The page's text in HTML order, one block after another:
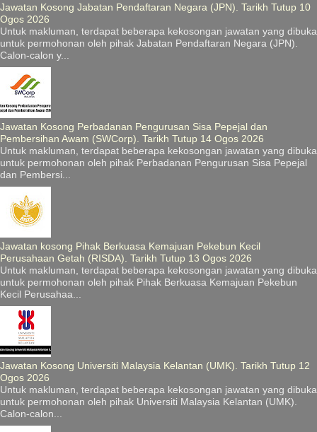
Jawatan Kosong Jabatan Pendaftaran Negara (JPN). Tarikh Tutup 10
Ogos 2026
Untuk makluman, terdapat beberapa kekosongan jawatan yang dibuka
untuk permohonan oleh pihak Jabatan Pendaftaran Negara (JPN).
Calon-calon y...
Jawatan Kosong Perbadanan Pengurusan Sisa Pepejal dan
Pembersihan Awam (SWCorp). Tarikh Tutup 14 Ogos 2026
Untuk makluman, terdapat beberapa kekosongan jawatan yang dibuka
untuk permohonan oleh pihak Perbadanan Pengurusan Sisa Pepejal
dan Pembersi...
Jawatan kosong Pihak Berkuasa Kemajuan Pekebun Kecil
Perusahaan Getah (RISDA). Tarikh Tutup 13 Ogos 2026
Untuk makluman, terdapat beberapa kekosongan jawatan yang dibuka
untuk permohonan oleh pihak Pihak Berkuasa Kemajuan Pekebun
Kecil Perusahaa...
Jawatan Kosong Universiti Malaysia Kelantan (UMK). Tarikh Tutup 12
Ogos 2026
Untuk makluman, terdapat beberapa kekosongan jawatan yang dibuka
untuk permohonan oleh pihak Universiti Malaysia Kelantan (UMK).
Calon-calon...